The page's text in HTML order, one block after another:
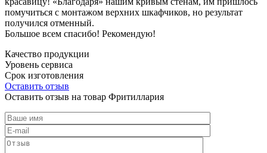
помучиться с монтажом верхних шкафчиков, но результат
получился отменный.
Большое всем спасибо! Рекомендую!
Качество продукции
Уровень сервиса
Срок изготовления
Оставить отзыв
Оставить отзыв на товар Фритиллария